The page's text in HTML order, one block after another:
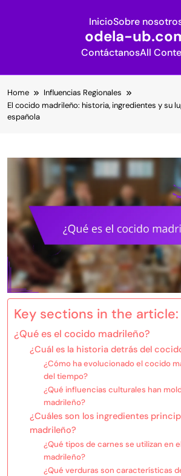
InicioSobre
odela-
ContáctanosAll
to
content
Home
Influencias Regionales
El cocido madrileño: historia, ingredientes y su
española
Key sections in the article:
¿Qué es el cocido madrileño?
¿Cuál es la historia detrás del
¿Cómo ha evolucionado el cocido
del tiempo?
¿Qué influencias culturales han
madrileño?
¿Cuáles son los ingredientes
madrileño?
¿Qué tipos de carnes se utilizan en
madrileño?
¿Qué verduras son características